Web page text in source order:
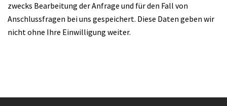
zwecks Bearbeitung der Anfrage und für den Fall von
Anschlussfragen bei uns gespeichert. Diese Daten geben wir
nicht ohne Ihre Einwilligung weiter.